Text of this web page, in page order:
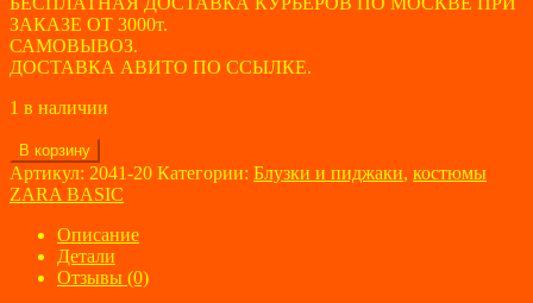
ЗАКАЗЕ ОТ 3000т.
САМОВЫВОЗ.
ДОСТАВКА АВИТО ПО ССЫЛКЕ.
1 в наличии
Количество
товара
Жакет
ZARA
BASIC
размер
В корзину
Артикул: 2041-20 Категории: Блузки и пиджаки, костюмы
ZARA BASIC
Описание
Детали
Отзывы (0)